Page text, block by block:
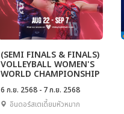
(SEMI FINALS & FINALS)
VOLLEYBALL WOMEN'S
WORLD CHAMPIONSHIP
THAILAND 2025 FIVB
6 ก.ย. 2568 - 7 ก.ย. 2568
อินดอร์สเตเดี้ยมหัวหมาก